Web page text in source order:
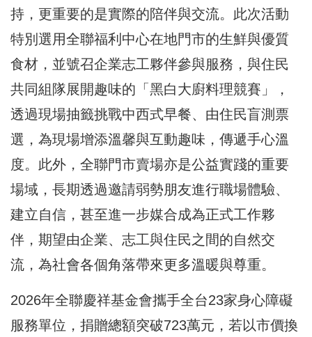
持，更重要的是實際的陪伴與交流。此次活動
特別選用全聯福利中心在地門市的生鮮與優質
食材，並號召企業志工夥伴參與服務，與住民
共同組隊展開趣味的「黑白大廚料理競賽」，
透過現場抽籤挑戰中西式早餐、由住民盲測票
選，為現場增添溫馨與互動趣味，傳遞手心溫
度。此外，全聯門市賣場亦是公益實踐的重要
場域，長期透過邀請弱勢朋友進行職場體驗、
建立自信，甚至進一步媒合成為正式工作夥
伴，期望由企業、志工與住民之間的自然交
流，為社會各個角落帶來更多溫暖與尊重。
2026年全聯慶祥基金會攜手全台23家身心障礙
服務單位，捐贈總額突破723萬元，若以市價換